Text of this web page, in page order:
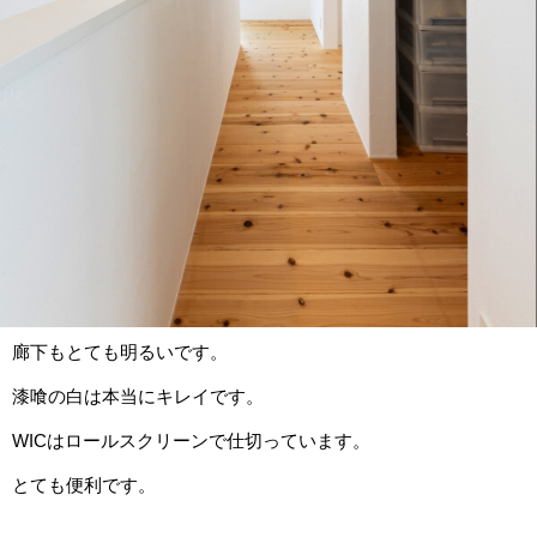
廊下もとても明るいです。
漆喰の白は本当にキレイです。
WICはロールスクリーンで仕切っています。
とても便利です。